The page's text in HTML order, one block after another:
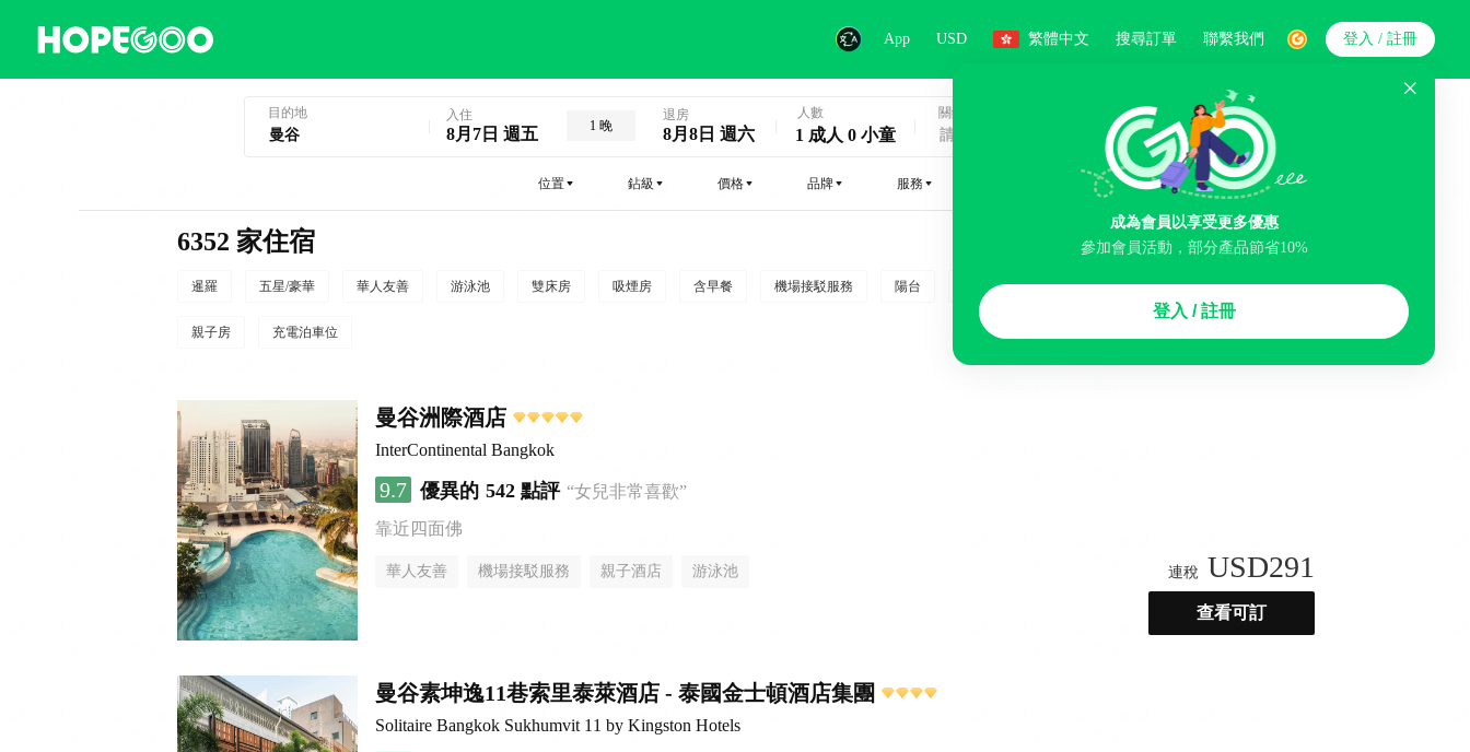
App USD 繁體中文 搜尋訂單 聯繫我們
成為會員以享受更多優惠
參加會員活動，部分產品節省10%
登入 / 註冊
登入 / 註冊
目的地 入住
8月7日 週五 1 晚
退房
8月8日 週六
人數
1 成人 0 小童
關鍵字
搜索
位置 鉆級 價格 品牌 服務
6352 家住宿
暹羅 五星/豪華 華人友善 游泳池 雙床房 吸煙房 含早餐 機場接駁服務 陽台 行李寄存服務 免費取消 民宿 泊車場
親子房 充電泊車位
智能排序
曼谷洲際酒店
InterContinental Bangkok
9.7 優異的 542 點評 “女兒非常喜歡”
靠近四面佛
華人友善 機場接駁服務 親子酒店 游泳池 連稅 USD291
查看可訂
曼谷素坤逸11巷索里泰萊酒店 - 泰國金士頓酒店集團
Solitaire Bangkok Sukhumvit 11 by Kingston Hotels